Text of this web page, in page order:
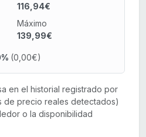
116,94€
Máximo
139,99€
(0,00€)
en el historial registrado por
de precio reales detectados)
o la disponibilidad